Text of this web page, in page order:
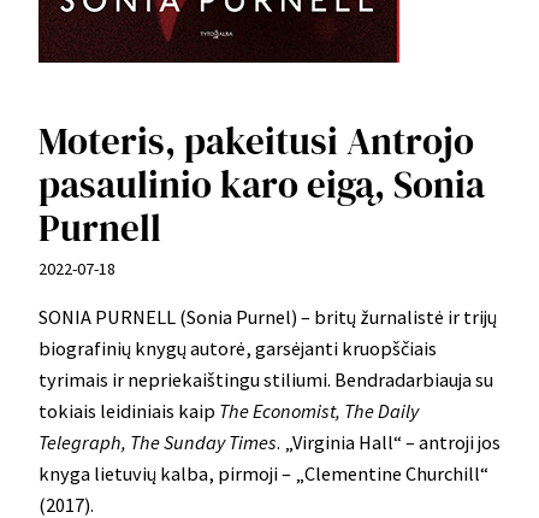
Moteris, pakeitusi Antrojo
pasaulinio karo eigą, Sonia
Purnell
2022-07-18
SONIA PURNELL (Sonia Purnel) – britų žurnalistė ir trijų
biografinių knygų autorė, garsėjanti kruopščiais
tyrimais ir nepriekaištingu stiliumi. Bendradarbiauja su
tokiais leidiniais kaip The Economist, The Daily
Telegraph, The Sunday Times. „Virginia Hall“ – antroji jos
knyga lietuvių kalba, pirmoji – „Clementine Churchill“
(2017).